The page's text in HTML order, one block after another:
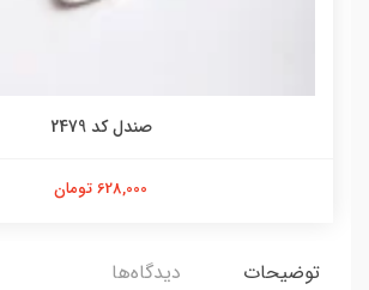
صندل کد 2479
628,000 تومان
توضیحات دیدگاه‌ها